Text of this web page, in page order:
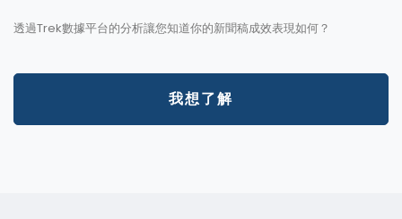
透過Trek數據平台的分析讓您知道你的新聞稿成效表現如何？
我想了解